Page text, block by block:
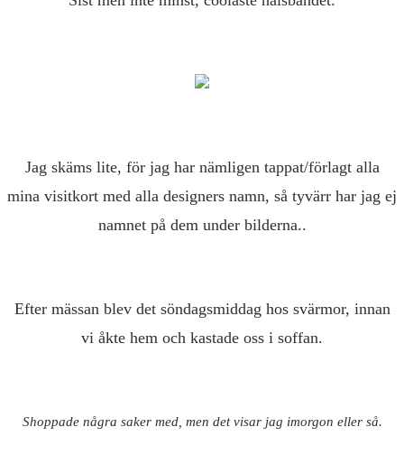
Jag skäms lite, för jag har nämligen tappat/förlagt alla
mina visitkort med alla designers namn, så tyvärr har jag ej
namnet på dem under bilderna..
Efter mässan blev det söndagsmiddag hos svärmor, innan
vi åkte hem och kastade oss i soffan.
Shoppade några saker med, men det visar jag imorgon eller så.